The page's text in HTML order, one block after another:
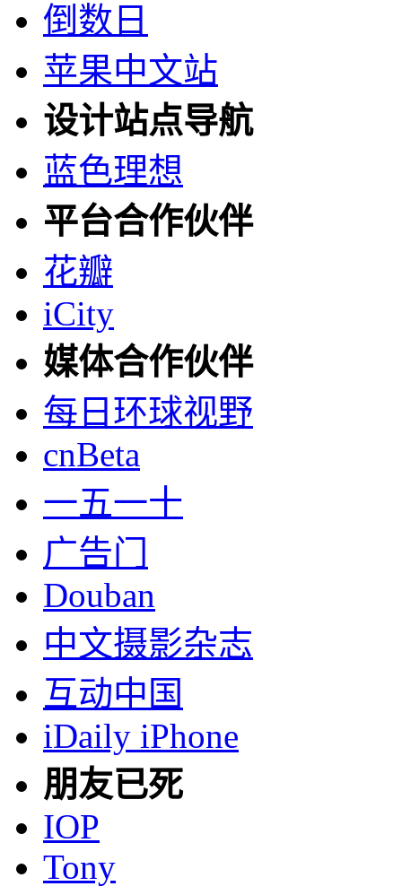
倒数日
苹果中文站
设计站点导航
蓝色理想
平台合作伙伴
花瓣
iCity
媒体合作伙伴
每日环球视野
cnBeta
一五一十
广告门
Douban
中文摄影杂志
互动中国
iDaily iPhone
朋友已死
IOP
Tony